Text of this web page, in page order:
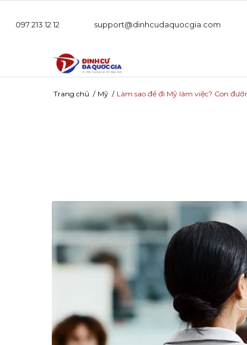
097 213 12 12 support@dinhcudaquocgia.com
Trang chủ / Mỹ / Làm sao để đi Mỹ làm việc? Con